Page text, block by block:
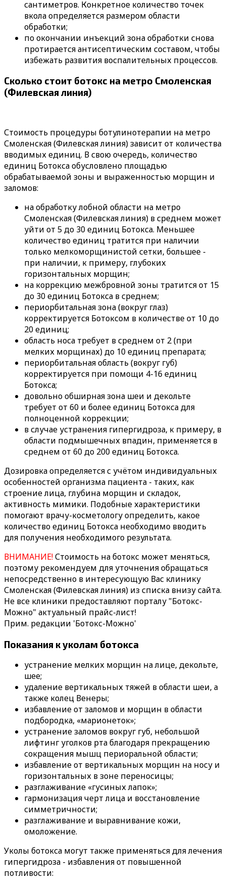
сантиметров. Конкретное количество точек
вкола определяется размером области
обработки;
по окончании инъекций зона обработки снова
протирается антисептическим составом, чтобы
избежать развития воспалительных процессов.
Сколько стоит ботокс на метро Смоленская
(Филевская линия)
Стоимость процедуры ботулинотерапии на метро
Смоленская (Филевская линия) зависит от количества
вводимых единиц. В свою очередь, количество
единиц Ботокса обусловлено площадью
обрабатываемой зоны и выраженностью морщин и
заломов:
на обработку лобной области на метро
Смоленская (Филевская линия) в среднем может
уйти от 5 до 30 единиц Ботокса. Меньшее
количество единиц тратится при наличии
только мелкоморщинистой сетки, большее -
при наличии, к примеру, глубоких
горизонтальных морщин;
на коррекцию межбровной зоны тратится от 15
до 30 единиц Ботокса в среднем;
периорбитальная зона (вокруг глаз)
корректируется Ботоксом в количестве от 10 до
20 единиц;
область носа требует в среднем от 2 (при
мелких морщинах) до 10 единиц препарата;
периорбитальная область (вокруг губ)
корректируется при помощи 4-16 единиц
Ботокса;
довольно обширная зона шеи и декольте
требует от 60 и более единиц Ботокса для
полноценной коррекции;
в случае устранения гипергидроза, к примеру, в
области подмышечных впадин, применяется в
среднем от 60 до 200 единиц Ботокса.
Дозировка определяется с учётом индивидуальных
особенностей организма пациента - таких, как
строение лица, глубина морщин и складок,
активность мимики. Подобные характеристики
помогают врачу-косметологу определить, какое
количество единиц Ботокса необходимо вводить
для получения необходимого результата.
ВНИМАНИЕ!Стоимость на ботокс может меняться,
поэтому рекомендуем для уточнения обращаться
непосредственно в интересующую Вас клинику
Смоленская (Филевская линия) из списка внизу сайта.
Не все клиники предоставляют порталу "Ботокс-
Можно" актуальный прайс-лист!
Прим. редакции 'Ботокс-Можно'
Показания к уколам ботокса
устранение мелких морщин на лице, декольте,
шее;
удаление вертикальных тяжей в области шеи, а
также колец Венеры;
избавление от заломов и морщин в области
подбородка, «марионеток»;
устранение заломов вокруг губ, небольшой
лифтинг уголков рта благодаря прекращению
сокращения мышц периоральной области;
избавление от вертикальных морщин на носу и
горизонтальных в зоне переносицы;
разглаживание «гусиных лапок»;
гармонизация черт лица и восстановление
симметричности;
разглаживание и выравнивание кожи,
омоложение.
Уколы ботокса могут также применяться для лечения
гипергидроза - избавления от повышенной
потливости: